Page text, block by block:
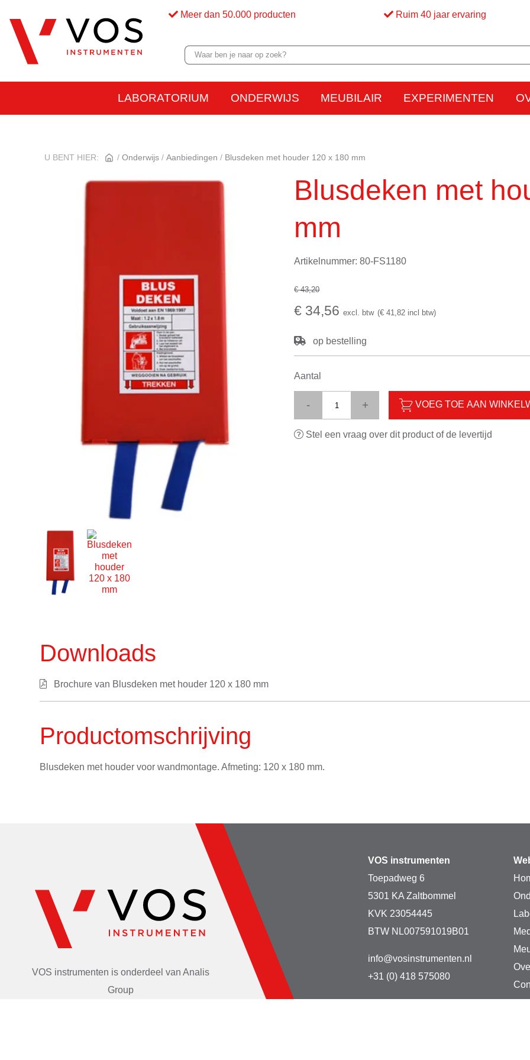
Meer dan 50.000 producten Ruim 40 jaar ervaring
LABORATORIUM ONDERWIJS MEUBILAIR EXPERIMENTEN
U BENT HIER: Onderwijs Aanbiedingen Blusdeken met houder 120 x 180 mm
Blusdeken met
mm
Artikelnummer: 80-FS1180
€ 43,20
€ 34,56 excl. btw (€ 41,82 incl btw)
op bestelling
Aantal
- + VOEG TOE AAN
Stel een vraag over dit product of de levertijd
Downloads
Brochure van Blusdeken met houder 120 x 180 mm
Productomschrijving
Blusdeken met houder voor wandmontage. Afmeting: 120 x 180 mm.
VOS instrumenten is onderdeel van Analis
Group
VOS instrumenten
Toepadweg 6
5301 KA Zaltbommel
KVK 23054445
BTW NL007591019B01
info@vosinstrumenten.nl
+31 (0) 418 575080